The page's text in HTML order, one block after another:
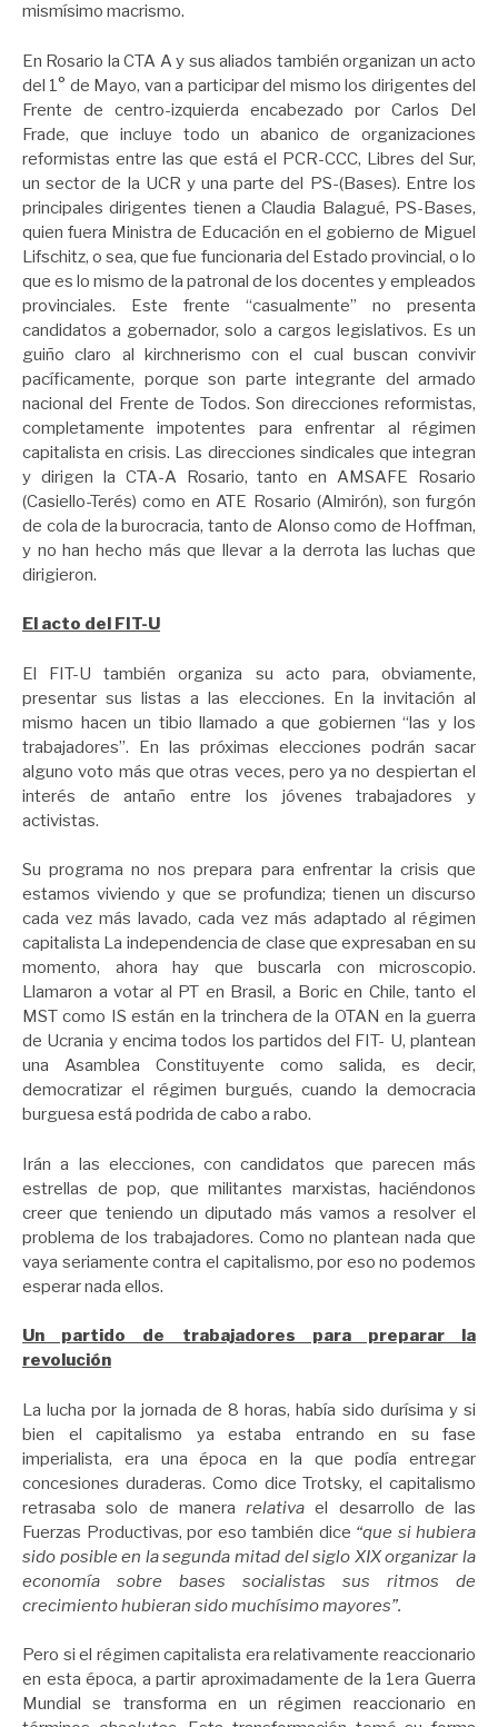
mismísimo macrismo.
En Rosario la CTA A y sus aliados también organizan un acto
del 1° de Mayo, van a participar del mismo los dirigentes del
Frente de centro-izquierda encabezado por Carlos Del
Frade, que incluye todo un abanico de organizaciones
reformistas entre las que está el PCR-CCC, Libres del Sur,
un sector de la UCR y una parte del PS-(Bases). Entre los
principales dirigentes tienen a Claudia Balagué, PS-Bases,
quien fuera Ministra de Educación en el gobierno de Miguel
Lifschitz, o sea, que fue funcionaria del Estado provincial, o lo
que es lo mismo de la patronal de los docentes y empleados
provinciales. Este frente “casualmente” no presenta
candidatos a gobernador, solo a cargos legislativos. Es un
guiño claro al kirchnerismo con el cual buscan convivir
pacíficamente, porque son parte integrante del armado
nacional del Frente de Todos. Son direcciones reformistas,
completamente impotentes para enfrentar al régimen
capitalista en crisis. Las direcciones sindicales que integran
y dirigen la CTA-A Rosario, tanto en AMSAFE Rosario
(Casiello-Terés) como en ATE Rosario (Almirón), son furgón
de cola de la burocracia, tanto de Alonso como de Hoffman,
y no han hecho más que llevar a la derrota las luchas que
dirigieron.
El acto del FIT-U
El FIT-U también organiza su acto para, obviamente,
presentar sus listas a las elecciones. En la invitación al
mismo hacen un tibio llamado a que gobiernen “las y los
trabajadores”. En las próximas elecciones podrán sacar
alguno voto más que otras veces, pero ya no despiertan el
interés de antaño entre los jóvenes trabajadores y
activistas.
Su programa no nos prepara para enfrentar la crisis que
estamos viviendo y que se profundiza; tienen un discurso
cada vez más lavado, cada vez más adaptado al régimen
capitalista La independencia de clase que expresaban en su
momento, ahora hay que buscarla con microscopio.
Llamaron a votar al PT en Brasil, a Boric en Chile, tanto el
MST como IS están en la trinchera de la OTAN en la guerra
de Ucrania y encima todos los partidos del FIT- U, plantean
una Asamblea Constituyente como salida, es decir,
democratizar el régimen burgués, cuando la democracia
burguesa está podrida de cabo a rabo.
Irán a las elecciones, con candidatos que parecen más
estrellas de pop, que militantes marxistas, haciéndonos
creer que teniendo un diputado más vamos a resolver el
problema de los trabajadores. Como no plantean nada que
vaya seriamente contra el capitalismo, por eso no podemos
esperar nada ellos.
Un partido de trabajadores para preparar la
revolución
La lucha por la jornada de 8 horas, había sido durísima y si
bien el capitalismo ya estaba entrando en su fase
imperialista, era una época en la que podía entregar
concesiones duraderas. Como dice Trotsky, el capitalismo
retrasaba solo de manera relativa el desarrollo de las
Fuerzas Productivas, por eso también dice “que si hubiera
sido posible en la segunda mitad del siglo XIX organizar la
economía sobre bases socialistas sus ritmos de
crecimiento hubieran sido muchísimo mayores”.
Pero si el régimen capitalista era relativamente reaccionario
en esta época, a partir aproximadamente de la 1era Guerra
Mundial se transforma en un régimen reaccionario en